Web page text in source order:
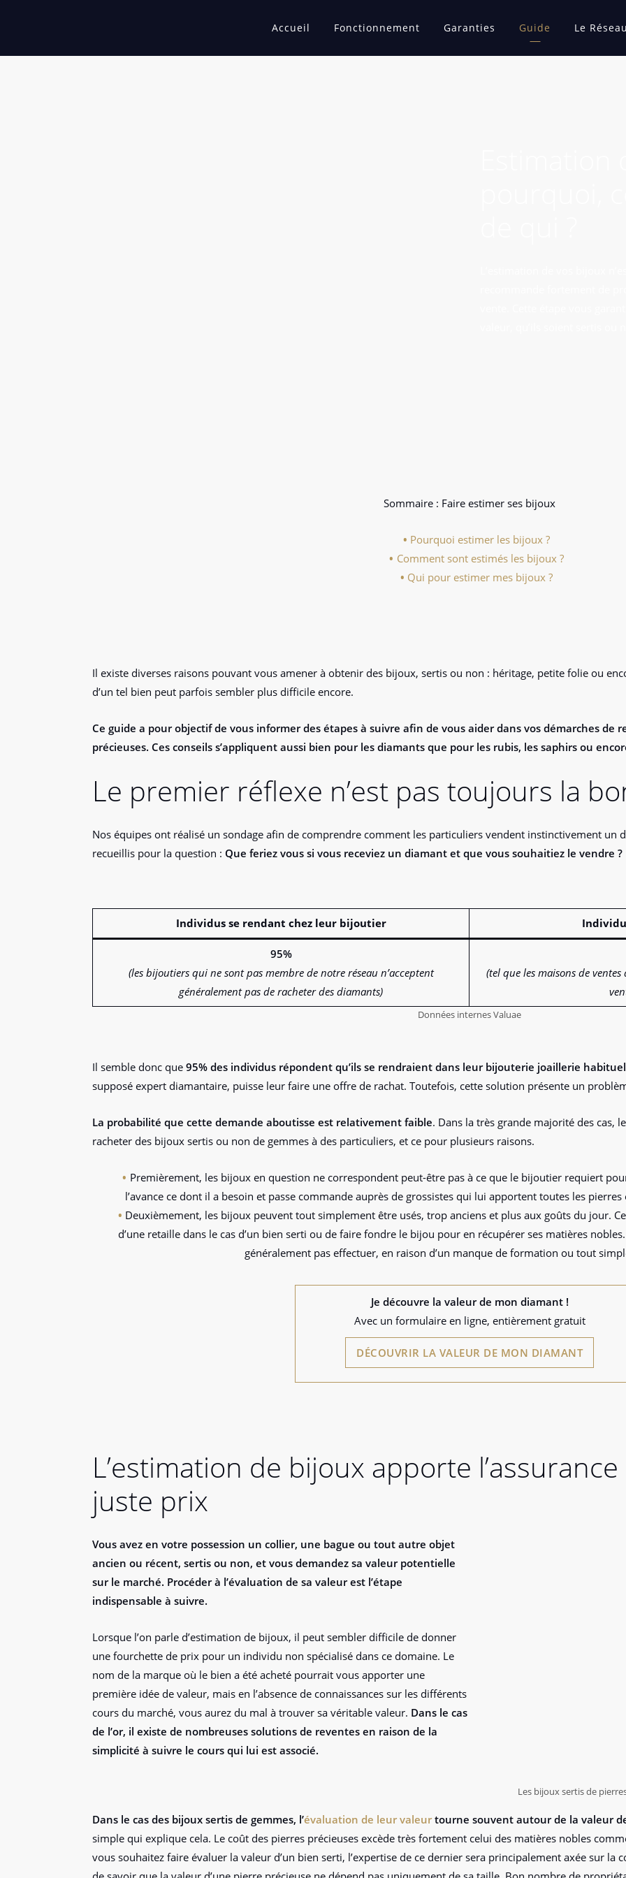
Accueil Fonctionnement Garanties Guide Le
Sommaire : Faire estimer ses bijoux
Pourquoi estimer les bijoux ?
Comment sont estimés les bijoux ?
Qui pour estimer mes bijoux ?
Il existe diverses raisons pouvant vous amener à obtenir des bijoux, sertis ou non : héritage, petite folie ou
d’un tel bien peut parfois sembler plus difficile encore.
Ce guide a pour objectif de vous informer des étapes à suivre afin de vous aider dans vos démarches de
précieuses. Ces conseils s’appliquent aussi bien pour les diamants que pour les rubis, les saphirs ou
Le premier réflexe n’est pas toujours la
Nos équipes ont réalisé un sondage afin de comprendre comment les particuliers vendent instinctivement un
recueillis pour la question : Que feriez vous si vous receviez un diamant et que vous souhaitiez le vendre ?
Individus se rendant chez leur bijoutier
95%
(les bijoutiers qui ne sont pas membre de notre réseau n’acceptent
généralement pas de racheter des diamants)
(tel que les maisons de
Données internes Valuae
Il semble donc que 95% des individus répondent qu’ils se rendraient dans leur bijouterie joaillerie
supposé expert diamantaire, puisse leur faire une offre de rachat. Toutefois, cette solution présente un
La probabilité que cette demande aboutisse est relativement faible. Dans la très grande majorité des cas,
racheter des bijoux sertis ou non de gemmes à des particuliers, et ce pour plusieurs raisons.
Premièrement, les bijoux en question ne correspondent peut-être pas à ce que le bijoutier requiert
l’avance ce dont il a besoin et passe commande auprès de grossistes qui lui apportent toutes les
Deuxièmement, les bijoux peuvent tout simplement être usés, trop anciens et plus aux goûts du jour.
d’une retaille dans le cas d’un bien serti ou de faire fondre le bijou pour en récupérer ses matières
généralement pas effectuer, en raison d’un manque de formation ou tout
Je découvre la valeur de mon diamant !
Avec un formulaire en ligne, entièrement gratuit
DÉCOUVRIR LA VALEUR DE MON DIAMANT
L’estimation de bijoux apporte
juste prix
Vous avez en votre possession un collier, une bague ou tout autre objet
ancien ou récent, sertis ou non, et vous demandez sa valeur potentielle
sur le marché. Procéder à l’évaluation de sa valeur est l’étape
indispensable à suivre.
Lorsque l’on parle d’estimation de bijoux, il peut sembler difficile de donner
une fourchette de prix pour un individu non spécialisé dans ce domaine. Le
nom de la marque où le bien a été acheté pourrait vous apporter une
première idée de valeur, mais en l’absence de connaissances sur les différents
cours du marché, vous aurez du mal à trouver sa véritable valeur. Dans le cas
de l’or, il existe de nombreuses solutions de reventes en raison de la
simplicité à suivre le cours qui lui est associé.
Les bijoux sertis de
Dans le cas des bijoux sertis de gemmes, l’évaluation de leur valeur tourne souvent autour de la valeur
simple qui explique cela. Le coût des pierres précieuses excède très fortement celui des matières nobles
vous souhaitez faire évaluer la valeur d’un bien serti, l’expertise de ce dernier sera principalement axée sur la